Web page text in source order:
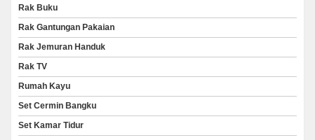
Rak Buku
Rak Gantungan Pakaian
Rak Jemuran Handuk
Rak TV
Rumah Kayu
Set Cermin Bangku
Set Kamar Tidur